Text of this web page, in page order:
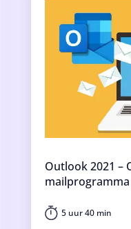
Outlook 2021 –
mailprogramma
5 uur 40 min